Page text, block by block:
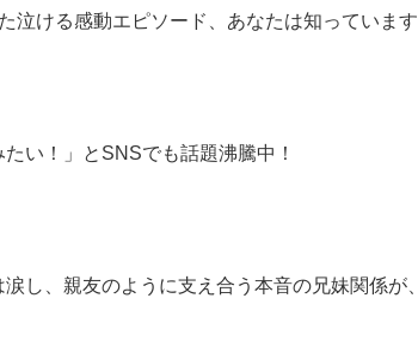
泣ける感動エピソード、あなたは知っています
い！」とSNSでも話題沸騰中！
し、親友のように支え合う本音の兄妹関係が、